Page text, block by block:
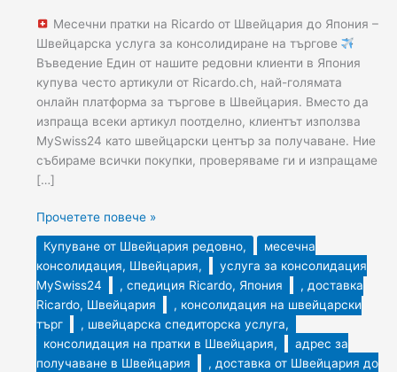
Месечни пратки на Ricardo от Швейцария до Япония –
Швейцарска услуга за консолидиране на търгове
Въведение Един от нашите редовни клиенти в Япония
купува често артикули от Ricardo.ch, най-голямата
онлайн платформа за търгове в Швейцария. Вместо да
изпраща всеки артикул поотделно, клиентът използва
MySwiss24 като швейцарски център за получаване. Ние
събираме всички покупки, проверяваме ги и изпращаме
[…]
Прочетете повече »
Купуване от Швейцария редовно,
месечна
консолидация, Швейцария,
услуга за консолидация
MySwiss24
, спедиция Ricardo, Япония
, доставка
Ricardo, Швейцария
, консолидация на швейцарски
търг
, швейцарска спедиторска услуга,
консолидация на пратки в Швейцария,
адрес за
получаване в Швейцария
, доставка от Швейцария до